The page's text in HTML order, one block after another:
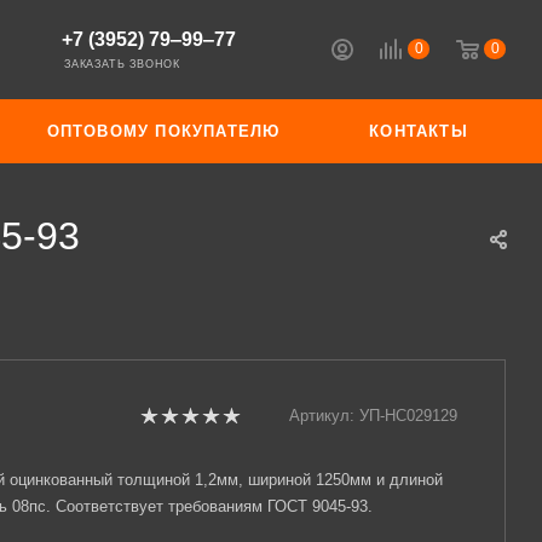
0 0
+7 (3952) 79‒99‒77
ЗАКАЗАТЬ ЗВОНОК
ОПТОВОМУ ПОКУПАТЕЛЮ КОНТАКТЫ
93
Артикул: УП-НС029129
оцинкованный толщиной 1,2мм, шириной 1250мм и длиной
08пс. Соответствует требованиям ГОСТ 9045-93.